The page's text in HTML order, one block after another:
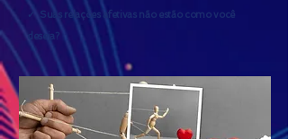
✓Suas relações afetivas não estão como você
deseja?